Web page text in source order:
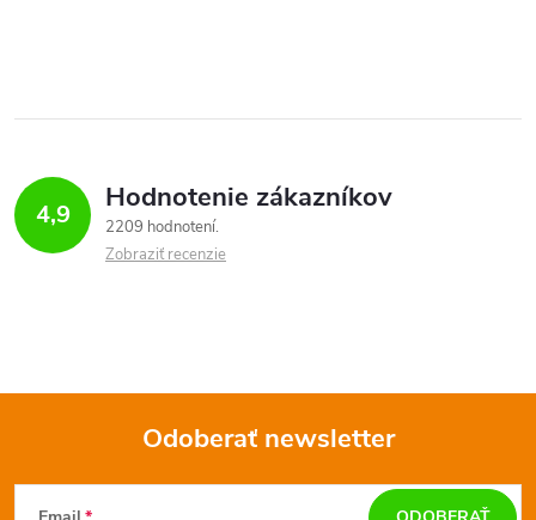
4,9 Hodnotenie zákazníkov
2209 hodnotení
Zobraziť recenzie
Z
Odoberať newsletter